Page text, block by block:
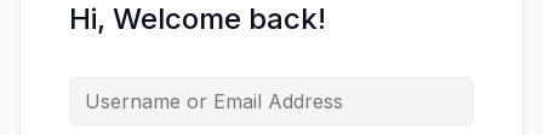
Hi, Welcome back!